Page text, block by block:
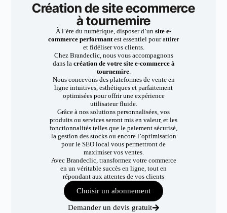
Création de site ecommerce
à tournemire
À l’ère du numérique, disposer d’un site e-
commerce performantest essentiel pour attirer
et fidéliser vos clients.
Chez Brandeclic, nous vous accompagnons
dans la création de votre site e-commerce à
tournemire.
Nous concevons des plateformes de vente en
ligne intuitives, esthétiques et parfaitement
optimisées pour offrir une expérience
utilisateur fluide.
Grâce à nos solutions personnalisées, vos
produits ou services seront mis en valeur, et les
fonctionnalités telles que le paiement sécurisé,
la gestion des stocks ou encore l’optimisation
pour le SEO local vous permettront de
maximiser vos ventes.
Avec Brandeclic, transformez votre commerce
en un véritable succès en ligne, tout en
répondant aux attentes de vos clients
Choisir un abonnement
Demander un devis gratuit